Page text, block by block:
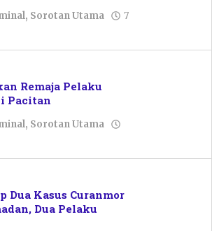
, Sorotan Utama
7
Remaja Pelaku
Pacitan
, Sorotan Utama
Dua Kasus Curanmor
Dua Pelaku